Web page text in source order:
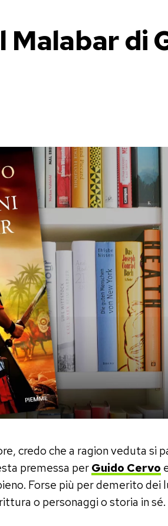
Malabar di
credo che a ragion veduta si
premessa perGuido Cervo
Forse più per demerito dei
o personaggi o storia in sé.